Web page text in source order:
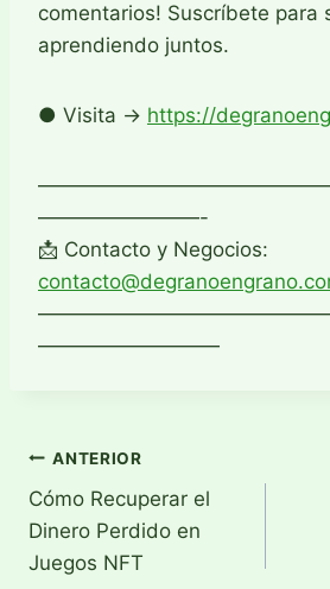
comentarios! Suscríbete para
aprendiendo juntos.
● Visita → https://
————————-
📩 Contacto y Negocios:
—————————
Navegación
de
entradas
ANTERIOR
Cómo Recuperar el
Dinero Perdido en
Juegos NFT